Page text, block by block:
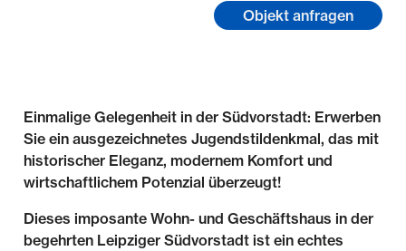
Objekt anfragen
Einmalige Gelegenheit in der Südvorstadt: Erwerben
Sie ein ausgezeichnetes Jugendstildenkmal, das mit
historischer Eleganz, modernem Komfort und
wirtschaftlichem Potenzial überzeugt!
Dieses imposante Wohn- und Geschäftshaus in der
begehrten Leipziger Südvorstadt ist ein echtes